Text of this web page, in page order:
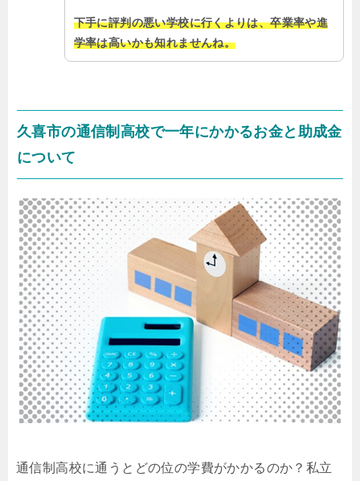
下手に評判の悪い学校に行くよりは、卒業率や進
学率は高いかも知れませんね。
久喜市の通信制高校で一年にかかるお金と助成金
について
通信制高校に通うとどの位の学費がかかるのか？私立